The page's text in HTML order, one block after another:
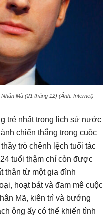
Mã (21 tháng 12) (Ảnh: Internet)
trẻ nhất trong lịch sử nước
chiến thắng trong cuộc
trò chênh lệch tuổi tác
tuổi thậm chí còn được
thân từ một gia đình
hoạt bát và đam mê cuộc
Mã, kiên trì và bướng
ông ấy có thể khiến tình